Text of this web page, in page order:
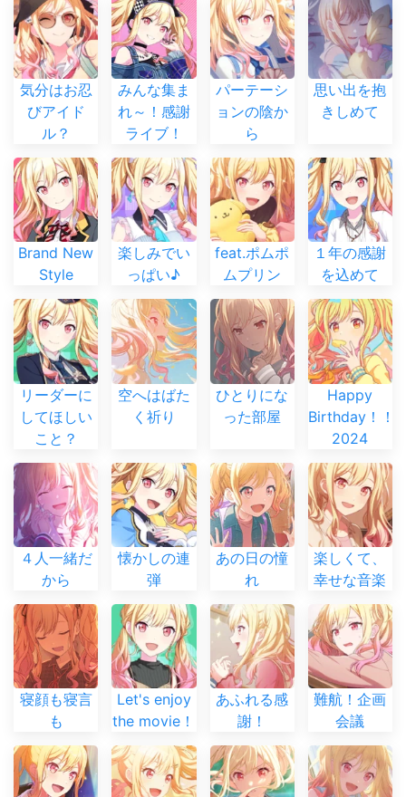
気分はお忍
びアイド
ル？
みんな集ま
れ～！感謝
ライブ！
パーテーシ
ョンの陰か
ら
思い出を抱
きしめて
Brand New
Style
楽しみでい
っぱい♪
feat.ポムポ
ムプリン
１年の感謝
を込めて
リーダーに
してほしい
こと？
空へはばた
く祈り
ひとりにな
った部屋
Happy
Birthday！！
2024
４人一緒だ
から
懐かしの連
弾
あの日の憧
れ
楽しくて、
幸せな音楽
寝顔も寝言
も
Let's enjoy
the movie！
あふれる感
謝！
難航！企画
会議